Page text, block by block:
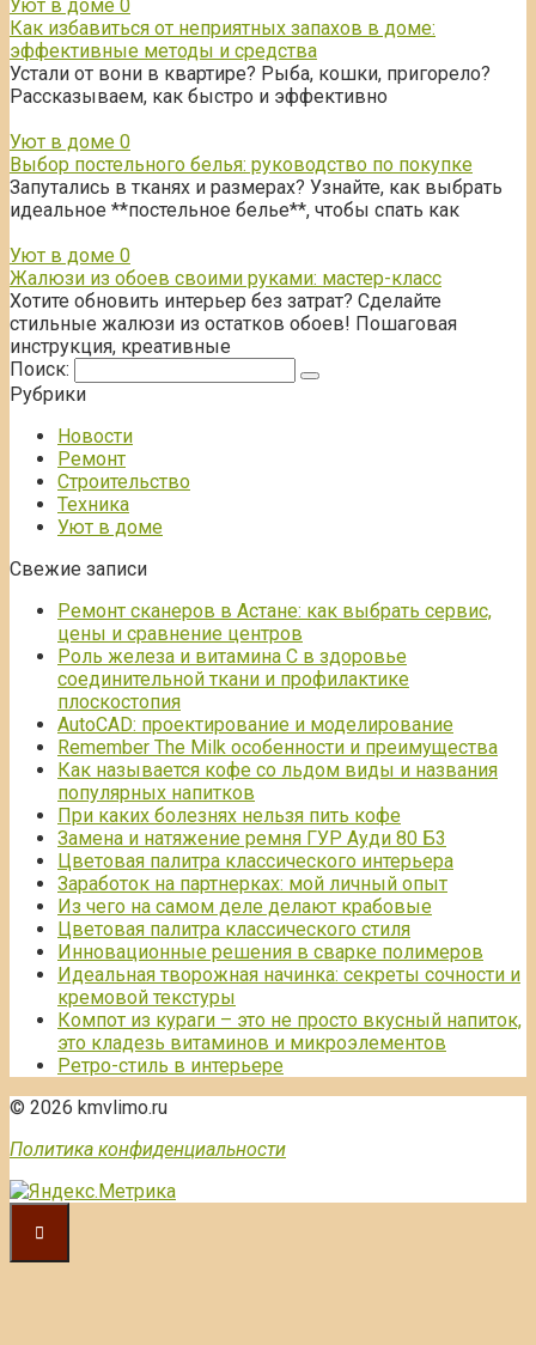
Уют в доме 0
Как избавиться от неприятных запахов в доме:
эффективные методы и средства
Устали от вони в квартире? Рыба, кошки, пригорело?
Рассказываем, как быстро и эффективно
Уют в доме 0
Выбор постельного белья: руководство по покупке
Запутались в тканях и размерах? Узнайте, как выбрать
идеальное **постельное белье**, чтобы спать как
Уют в доме 0
Жалюзи из обоев своими руками: мастер-класс
Хотите обновить интерьер без затрат? Сделайте
стильные жалюзи из остатков обоев! Пошаговая
инструкция, креативные
Поиск:
Рубрики
Новости
Ремонт
Строительство
Техника
Уют в доме
Свежие записи
Ремонт сканеров в Астане: как выбрать сервис,
цены и сравнение центров
Роль железа и витамина С в здоровье
соединительной ткани и профилактике
плоскостопия
AutoCAD: проектирование и моделирование
Remember The Milk особенности и преимущества
Как называется кофе со льдом виды и названия
популярных напитков
При каких болезнях нельзя пить кофе
Замена и натяжение ремня ГУР Ауди 80 Б3
Цветовая палитра классического интерьера
Заработок на партнерках: мой личный опыт
Из чего на самом деле делают крабовые
Цветовая палитра классического стиля
Инновационные решения в сварке полимеров
Идеальная творожная начинка: секреты сочности и
кремовой текстуры
Компот из кураги – это не просто вкусный напиток,
это кладезь витаминов и микроэлементов
Ретро-стиль в интерьере
© 2026 kmvlimo.ru
Политика конфиденциальности